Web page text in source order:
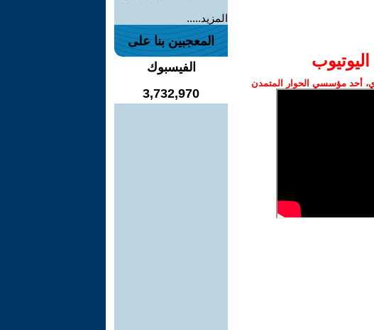
أحد مؤسسي الحوار المتمدن
المزيد.....
المعجبين بنا على
الفيسبوك
3,732,970